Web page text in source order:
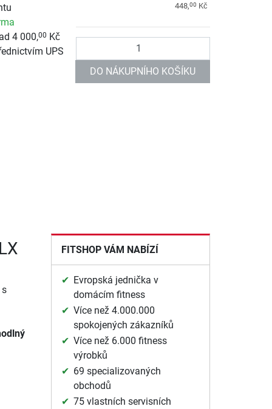
4 000,00 Kč
UPS
448,00 Kč
DO NÁKUPNÍHO KOŠÍKU
FITSHOP VÁM NABÍZÍ
Evropská jednička v
domácím fitness
Více než 4.000.000
spokojených zákazníků
Více než 6.000 fitness
výrobků
69 specializovaných
obchodů
75 vlastních servisních